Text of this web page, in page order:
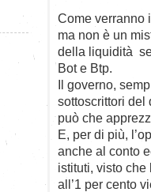
Come verranno
ma non è un
della liquidità
Bot e Btp.
Il governo,
sottoscrittori del
può che
E, per di più,
anche al conto
istituti, visto
all’1 per cento